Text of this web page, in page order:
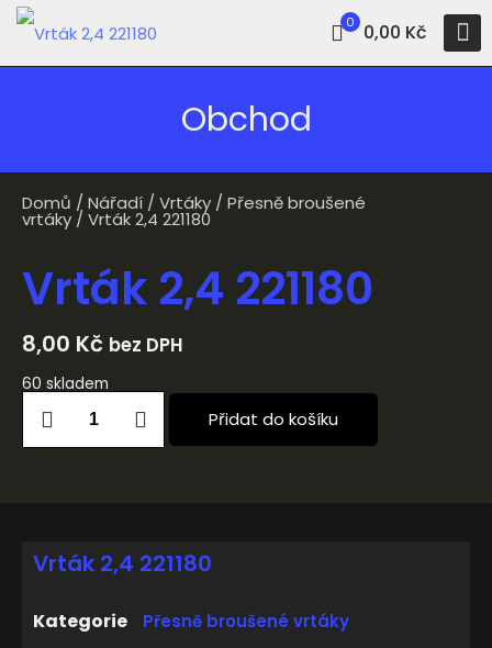
0 0,00 Kč
Obchod
Domů / Nářadí / Vrtáky / Přesně broušené
vrtáky / Vrták 2,4 221180
Vrták 2,4 221180
8,00 Kč bez DPH
60 skladem
Přidat do košíku
Vrták 2,4 221180
Kategorie Přesně broušené vrtáky